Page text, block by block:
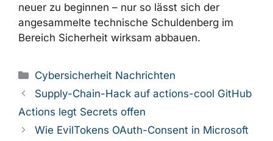
neuer zu beginnen – nur so lässt sich der
angesammelte technische Schuldenberg im
Bereich Sicherheit wirksam abbauen.
Kategorien
Cybersicherheit Nachrichten
Supply-Chain-Hack auf actions-cool GitHub
Actions legt Secrets offen
Wie EvilTokens OAuth-Consent in Microsoft